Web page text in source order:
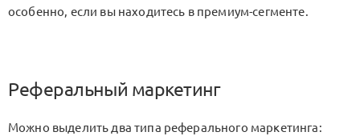
особенно, если вы находитесь в премиум-сегменте.
Реферальный маркетинг
Можно выделить два типа реферального маркетинга: